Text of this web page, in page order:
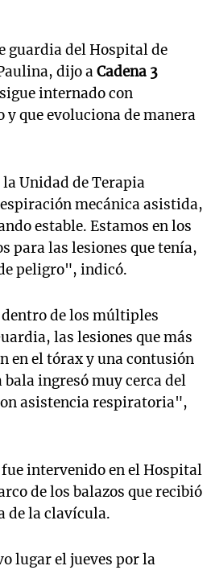
guardia del Hospital de
dijo aCadena 3
sigue internado con
que evoluciona de manera
Unidad de Terapia
mecánica asistida,
estable. Estamos en los
para las lesiones que tenía,
peligro", indicó.
de los múltiples
las lesiones que más
en el tórax y una contusión
ingresó muy cerca del
asistencia respiratoria",
intervenido en el Hospital
de los balazos que recibió
de la clavícula.
lugar el jueves por la